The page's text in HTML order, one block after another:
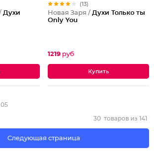
Духи
(13)
Новая Заря / Духи Только ты
Only You
1219 руб
05
Следующая страница
30 товаров из 141